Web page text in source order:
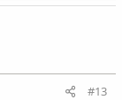
#13